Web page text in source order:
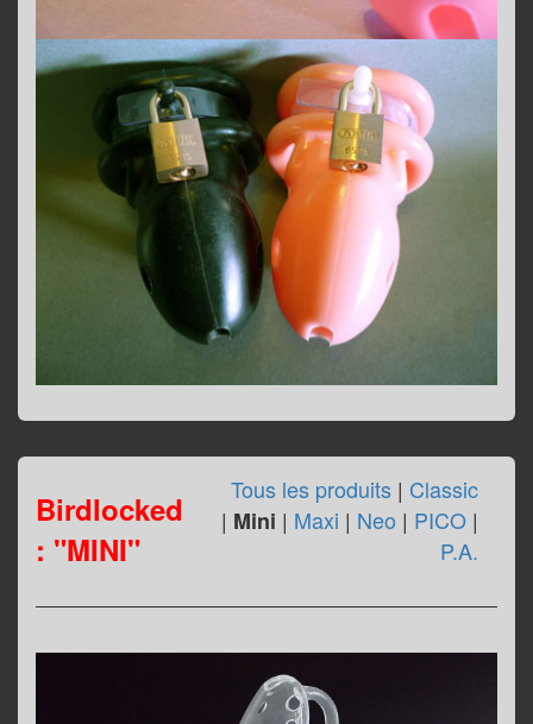
Birdlocked
: "MINI"
Tous les produits | Classic
| Mini | Maxi | Neo | PICO |
P.A.